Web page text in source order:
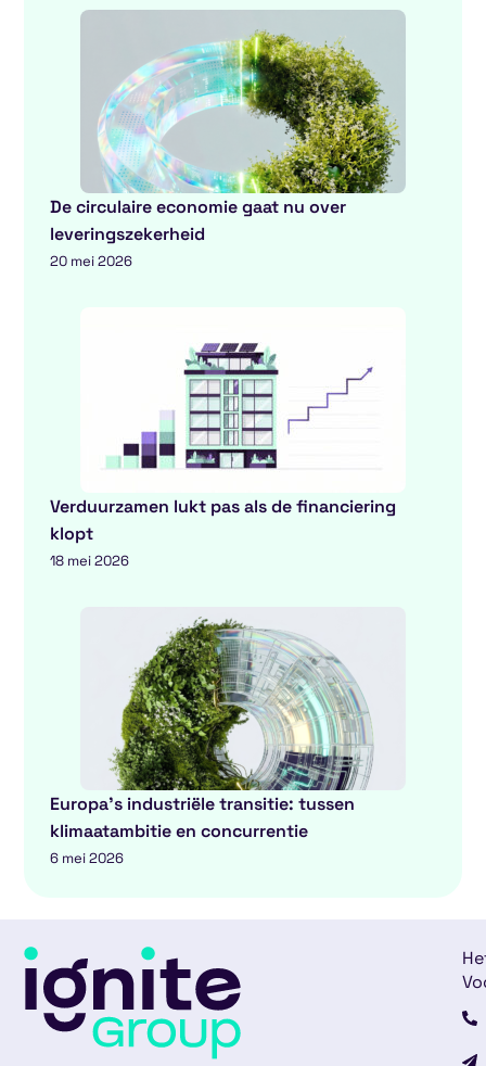
De circulaire economie gaat nu over
leveringszekerheid
20 mei 2026
Verduurzamen lukt pas als de financiering
klopt
18 mei 2026
Europa’s industriële transitie: tussen
klimaatambitie en concurrentie
6 mei 2026